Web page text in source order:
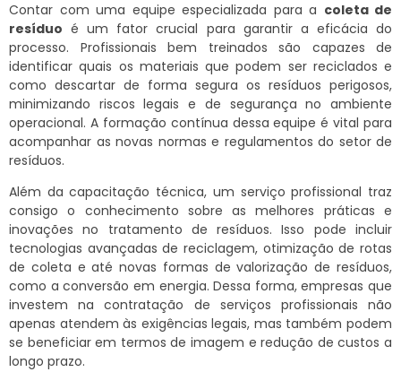
Contar com uma equipe especializada para a coleta de
resíduo é um fator crucial para garantir a eficácia do
processo. Profissionais bem treinados são capazes de
identificar quais os materiais que podem ser reciclados e
como descartar de forma segura os resíduos perigosos,
minimizando riscos legais e de segurança no ambiente
operacional. A formação contínua dessa equipe é vital para
acompanhar as novas normas e regulamentos do setor de
resíduos.
Além da capacitação técnica, um serviço profissional traz
consigo o conhecimento sobre as melhores práticas e
inovações no tratamento de resíduos. Isso pode incluir
tecnologias avançadas de reciclagem, otimização de rotas
de coleta e até novas formas de valorização de resíduos,
como a conversão em energia. Dessa forma, empresas que
investem na contratação de serviços profissionais não
apenas atendem às exigências legais, mas também podem
se beneficiar em termos de imagem e redução de custos a
longo prazo.